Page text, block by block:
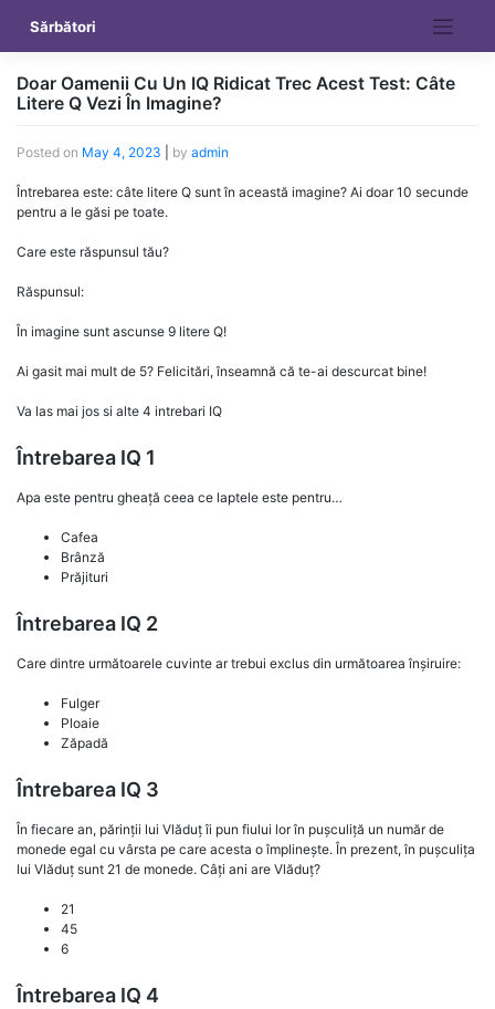
content
Sărbători
Doar Oamenii Cu Un IQ Ridicat Trec Acest Test: Câte
Litere Q Vezi În Imagine?
Posted on May 4, 2023 by admin
Întrebarea este: câte litere Q sunt în această imagine? Ai doar 10 secunde
pentru a le găsi pe toate.
Care este răspunsul tău?
Răspunsul:
În imagine sunt ascunse 9 litere Q!
Ai gasit mai mult de 5? Felicitări, înseamnă că te-ai descurcat bine!
Va las mai jos si alte 4 intrebari IQ
Întrebarea IQ 1
Apa este pentru gheață ceea ce laptele este pentru…
Cafea
Brânză
Prăjituri
Întrebarea IQ 2
Care dintre următoarele cuvinte ar trebui exclus din următoarea înșiruire:
Fulger
Ploaie
Zăpadă
Întrebarea IQ 3
În fiecare an, părinții lui Vlăduț îi pun fiului lor în pușculiță un număr de
monede egal cu vârsta pe care acesta o împlinește. În prezent, în pușculița
lui Vlăduț sunt 21 de monede. Câți ani are Vlăduț?
21
45
6
Întrebarea IQ 4